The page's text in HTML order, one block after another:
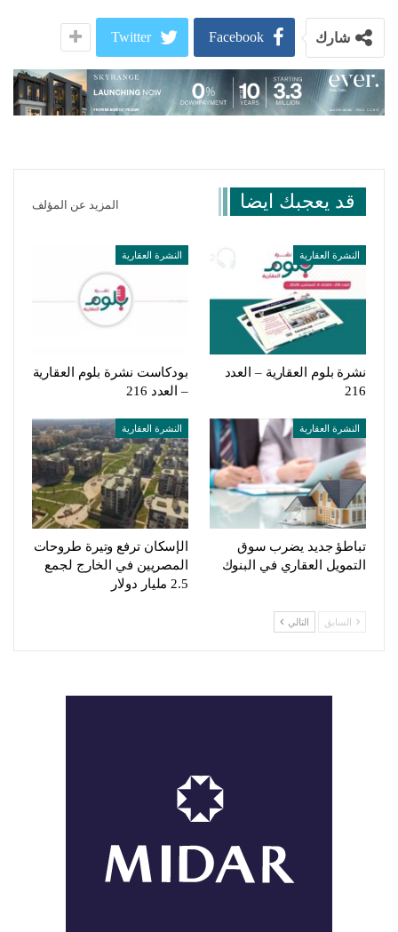
شارك Facebook
Twitter
قد يعجبك ايضا المزيد عن المؤلف
النشرة العقارية
نشرة بلوم العقارية – العدد
216
النشرة العقارية
بودكاست نشرة بلوم العقارية
– العدد 216
النشرة العقارية
تباطؤ جديد يضرب سوق
التمويل العقاري في البنوك
النشرة العقارية
الإسكان ترفع وتيرة طروحات
المصريين في الخارج لجمع
2.5 مليار دولار
السابق التالي